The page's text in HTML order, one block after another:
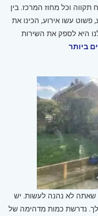
וכל מחוז המרכז. בין
פשוט עשו אירוע, הכינו את
היא לספק את השירות
ביותר
שאתה לא נהנה לעשות. יש
נדרשת כמות מדהימה של